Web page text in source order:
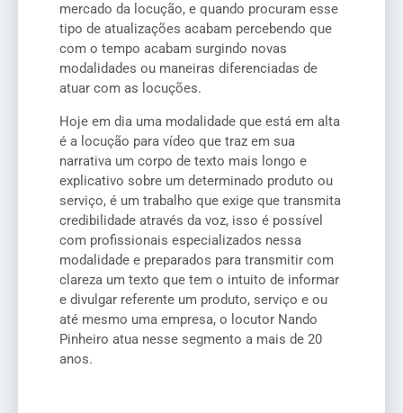
mercado da locução, e quando procuram esse
tipo de atualizações acabam percebendo que
com o tempo acabam surgindo novas
modalidades ou maneiras diferenciadas de
atuar com as locuções.
Hoje em dia uma modalidade que está em alta
é a locução para vídeo que traz em sua
narrativa um corpo de texto mais longo e
explicativo sobre um determinado produto ou
serviço, é um trabalho que exige que transmita
credibilidade através da voz, isso é possível
com profissionais especializados nessa
modalidade e preparados para transmitir com
clareza um texto que tem o intuito de informar
e divulgar referente um produto, serviço e ou
até mesmo uma empresa, o locutor Nando
Pinheiro atua nesse segmento a mais de 20
anos.